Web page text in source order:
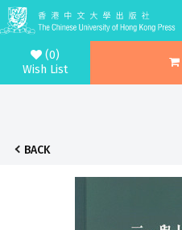
(0)
Wish List
BACK